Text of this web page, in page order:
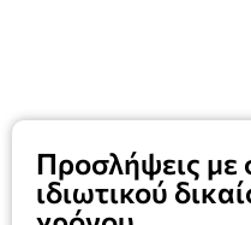
Προσλήψεις με
ιδιωτικού